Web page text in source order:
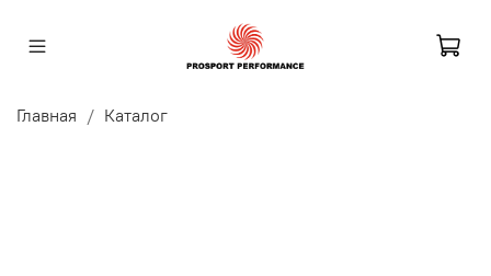
Главная Каталог